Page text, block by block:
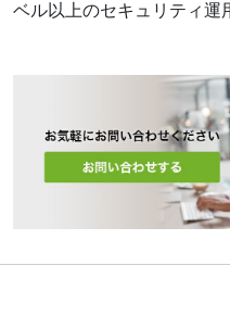
ベル以上のセキュリティ運